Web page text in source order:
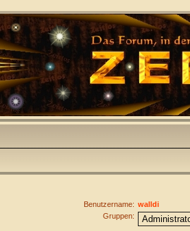
Benutzername: walldi
Gruppen: